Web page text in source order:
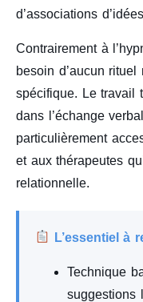
d’associations
Contrairement à
besoin d’aucun
spécifique. Le travail
dans l’échange
particulièrement
et aux thérapeutes
relationnelle.
L’essentiel à
Technique
suggestions